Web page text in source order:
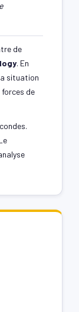
de
. En
situation
forces de